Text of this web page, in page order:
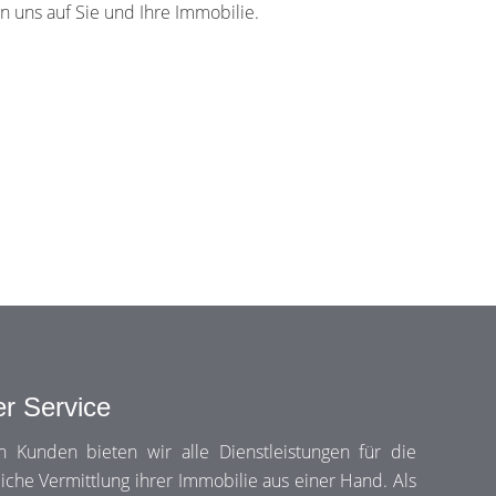
uns auf Sie und Ihre Immobilie.
Service
Kunden bieten wir alle Dienstleistungen für die
Vermittlung ihrer Immobilie aus einer Hand. Als